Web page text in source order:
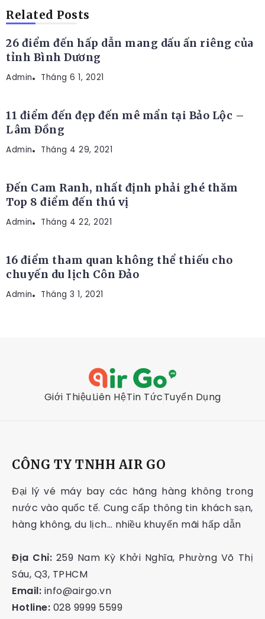
Related Posts
26 điểm đến hấp dẫn mang dấu ấn riêng của
tỉnh Bình Dương
Admin Tháng 6 1, 2021
ĐỊA ĐIỂM DU LỊCH
11 điểm đến đẹp đến mê mẩn tại Bảo Lộc –
Lâm Đồng
Admin Tháng 4 29, 2021
ĐỊA ĐIỂM DU LỊCH
Đến Cam Ranh, nhất định phải ghé thăm
Top 8 điểm đến thú vị
Admin Tháng 4 22, 2021
ĐỊA ĐIỂM DU LỊCH
16 điểm tham quan không thể thiếu cho
chuyến du lịch Côn Đảo
Admin Tháng 3 1, 2021
Giới ThiệuLiên HệTin TứcTuyển Dụng
CÔNG TY TNHH AIR GO
Đại lý vé máy bay các hãng hàng không trong
nước vào quốc tế. Cung cấp thông tin khách sạn,
hàng không, du lịch… nhiều khuyến mãi hấp dẫn
Địa Chỉ: 259 Nam Kỳ Khởi Nghĩa, Phường Võ Thị
Sáu, Q3, TPHCM
Email: info@airgo.vn
Hotline: 028 9999 5599